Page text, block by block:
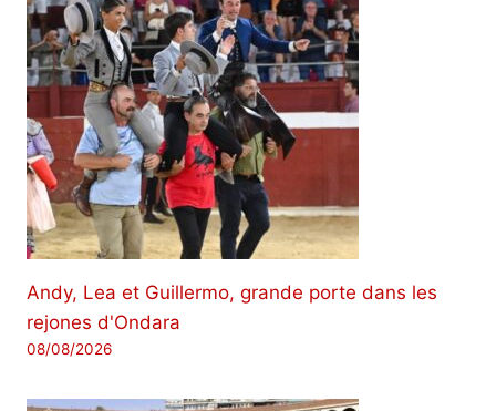
Andy, Lea et Guillermo, grande porte dans les
rejones d'Ondara
08/08/2026